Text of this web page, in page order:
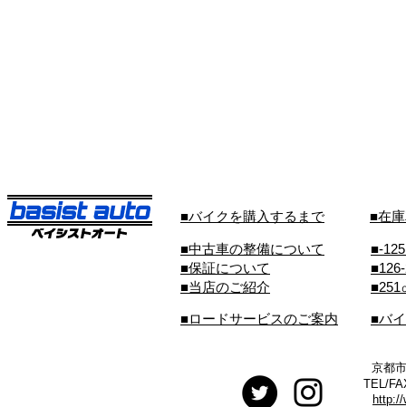
■バイクを購入するまで ■在
■中古車の整備について
■保証について
■当店のご紹介
■-
■251
■ロードサービスのご案内 ■バ
京都
TEL/